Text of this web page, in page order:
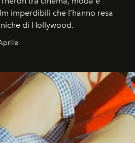
imperdibili che l’hanno resa
di Hollywood.